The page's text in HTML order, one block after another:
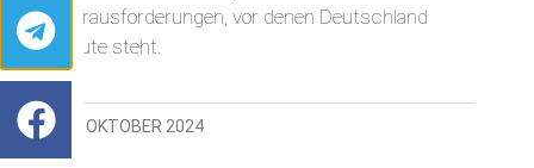
Herausforderungen, vor denen Deutschland
heute steht.
24. OKTOBER 2024